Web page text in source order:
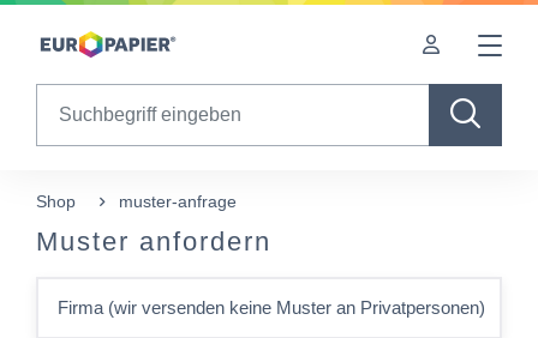
Table Of Content
Shop muster-anfrage
Muster anfordern
Firma (wir versenden keine Muster an Privatpersonen)